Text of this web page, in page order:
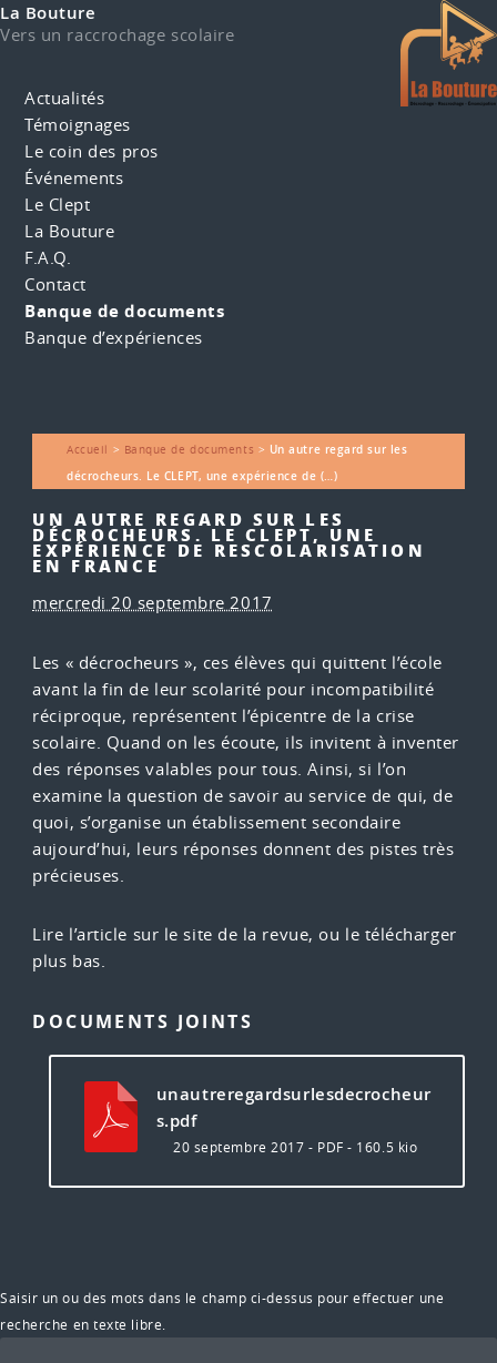
La Bouture
Vers un raccrochage scolaire
Actualités
Témoignages
Le coin des pros
Événements
Le Clept
La Bouture
F.A.Q.
Contact
Banque de documents
Banque d’expériences
Accueil > Banque de documents > Un autre regard sur les
décrocheurs. Le CLEPT, une expérience de (…)
UN AUTRE REGARD SUR LES
DÉCROCHEURS. LE CLEPT, UNE
EXPÉRIENCE DE RESCOLARISATION
EN FRANCE
mercredi 20 septembre 2017
Les « décrocheurs », ces élèves qui quittent l’école
avant la fin de leur scolarité pour incompatibilité
réciproque, représentent l’épicentre de la crise
scolaire. Quand on les écoute, ils invitent à inventer
des réponses valables pour tous. Ainsi, si l’on
examine la question de savoir au service de qui, de
quoi, s’organise un établissement secondaire
aujourd’hui, leurs réponses donnent des pistes très
précieuses.
Lire l’article sur le site de la revue, ou le télécharger
plus bas.
DOCUMENTS JOINTS
unautreregardsurlesdecrocheur
s.pdf
20 septembre 2017 - PDF - 160.5 kio
Saisir un ou des mots dans le champ ci-dessus pour effectuer une
recherche en texte libre.